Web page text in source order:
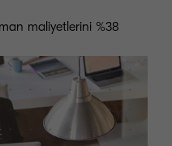
maliyetlerini %38